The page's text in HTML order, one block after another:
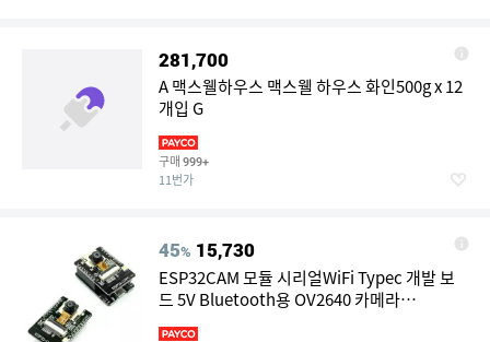
281,700
A 맥스웰하우스 맥스웰 하우스 화인500g x 12
개입 G
구매 999+
11번가
45% 15,730
ESP32CAM 모듈 시리얼WiFi Typec 개발 보
드 5V Bluetooth용 OV2640 카메라
Nodemcu